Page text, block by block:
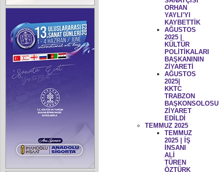
ORHAN
YAYLI'YI
KAYBETTİK
AĞUSTOS
2025 |
KÜLTÜR
POLİTİKALARI
BAŞKANININ
ZİYARETİ
AĞUSTOS
2025|
KKTC
TRABZON
BAŞKONSOLOSU
ZİYARET
EDİLDİ
TEMMUZ 2025
TEMMUZ
2025 | İŞ
İNSANI
ALİ
TÜREN
ÖZTÜRK